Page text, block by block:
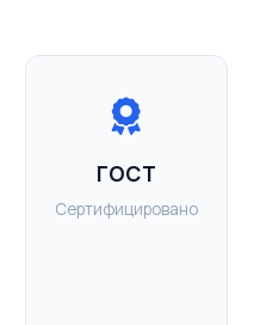
ГОСТ
Сертифицировано